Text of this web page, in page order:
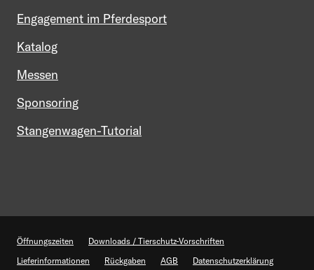
Kontakt
Engagement im Pferdesport
Katalog
Messen
Sponsoring
Stangenwagen-Tutorial
Öffnungszeiten
Downloads / Tierschutz-Vorschriften
Lieferinformationen
Rückgaben AGB Datenschutzerklärung